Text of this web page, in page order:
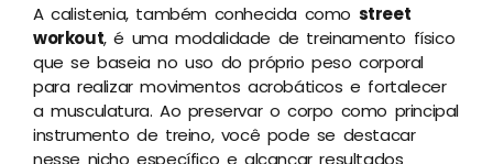
A calistenia, também conhecida como street
workout, é uma modalidade de treinamento físico
que se baseia no uso do próprio peso corporal
para realizar movimentos acrobáticos e fortalecer
a musculatura. Ao preservar o corpo como principal
instrumento de treino, você pode se destacar
nesse nicho específico e alcançar resultados